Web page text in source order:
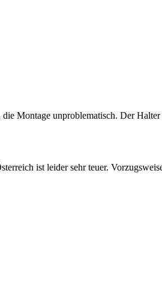
Montage unproblematisch. Der
ist leider sehr teuer.